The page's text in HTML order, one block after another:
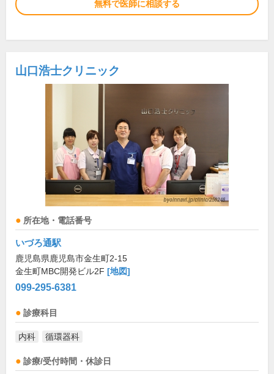
無料で医師に相談する
山口浩士クリニック
所在地・電話番号
いづろ通駅
鹿児島県鹿児島市金生町2-15
金生町MBC開発ビル2F [地図]
099-295-6381
診療科目
内科 循環器科
診療/受付時間・休診日